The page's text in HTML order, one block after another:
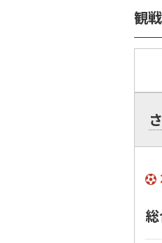
観